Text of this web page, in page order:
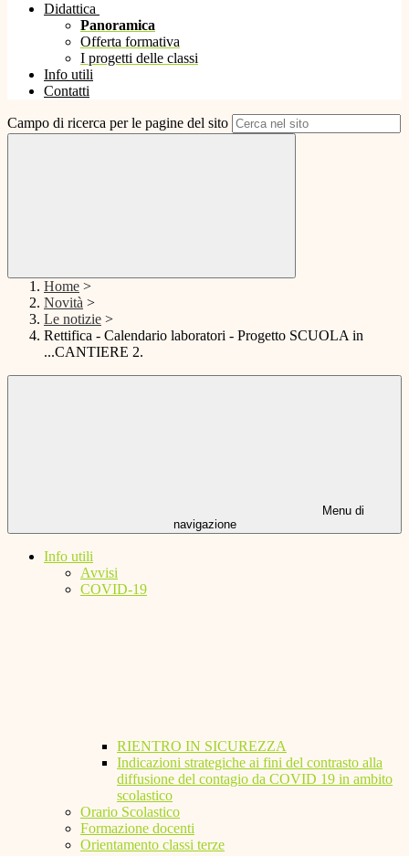
Didattica
Panoramica
Offerta formativa
I progetti delle classi
Info utili
Contatti
Campo di ricerca per le pagine del sito
Home >
Novità >
Le notizie >
Rettifica - Calendario laboratori - Progetto SCUOLA in
...CANTIERE 2.
Menu di
navigazione
Info utili
Avvisi
COVID-19
RIENTRO IN SICUREZZA
Indicazioni strategiche ai fini del contrasto alla
diffusione del contagio da COVID 19 in ambito
scolastico
Orario Scolastico
Formazione docenti
Orientamento classi terze